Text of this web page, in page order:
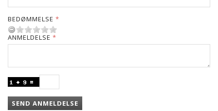
BEDØMMELSE
ANMELDELSE
SEND ANMELDELSE